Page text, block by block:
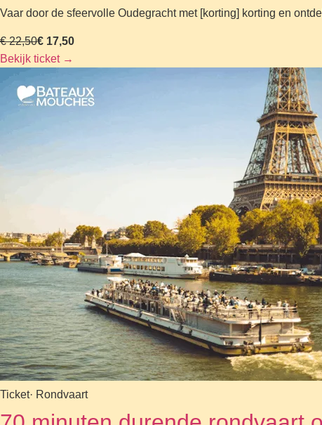
Vaar door de sfeervolle Oudegracht met [korting] korting en
€ 22,50€ 17,50
Bekijk ticket →
Ticket· Rondvaart